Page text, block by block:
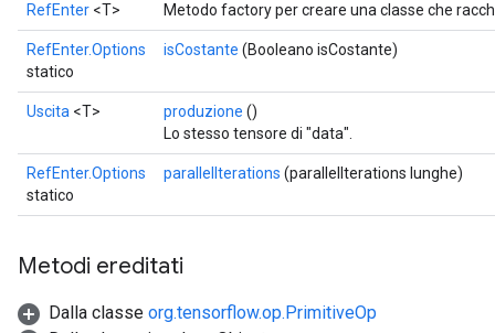
RefEnter <T>
Metodo factory per creare una classe che
RefEnter.Options
statico
isCostante (Booleano isCostante)
Uscita <T> produzione ()
Lo stesso tensore di "data".
RefEnter.Options
statico
parallelIterations (parallelIterations lunghe)
Metodi ereditati
Dalla classe org.tensorflow.op.PrimitiveOp